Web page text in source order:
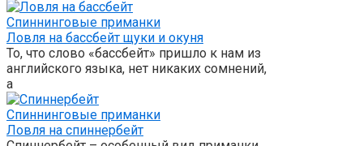
Спиннинговые приманки
Ловля на бассбейт щуки и окуня
То, что слово «бассбейт» пришло к нам из
английского языка, нет никаких сомнений,
а
Спиннинговые приманки
Ловля на спиннербейт